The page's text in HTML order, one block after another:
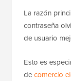
La razón
contraseña
de usuario
Esto es
decomercio